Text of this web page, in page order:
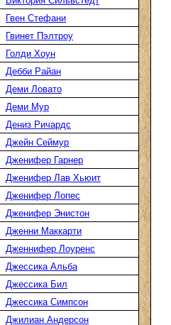
Гвен Стефани
Гвинет Пэлтроу
Голди Хоун
Дебби Райан
Деми Ловато
Деми Мур
Дениз Ричардс
Джейн Сеймур
Дженифер Гарнер
Дженифер Лав Хьюит
Дженифер Лопес
Дженифер Энистон
Дженни Маккарти
Дженнифер Лоуренс
Джессика Альба
Джессика Бил
Джессика Симпсон
Джилиан Андерсон